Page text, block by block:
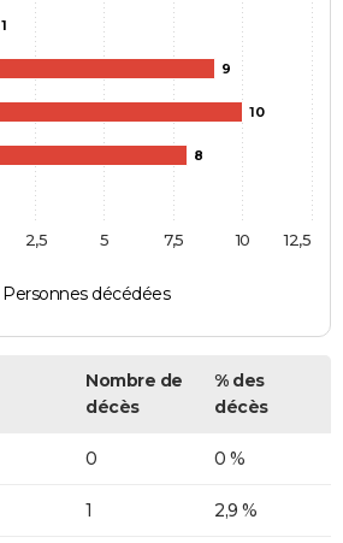
1
9
10
8
Personnes décédées
10
2,5 5 7,5 12,5
Nombre de
décès
% des
décès
0 0 %
1 2,9 %